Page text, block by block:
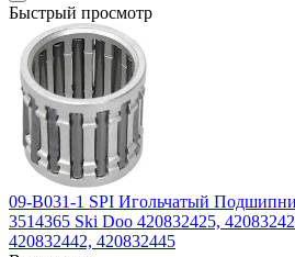
Быстрый просмотр
09-B031-1 SPI Игольчатый
3514365 Ski Doo 420832425,
420832442, 420832445